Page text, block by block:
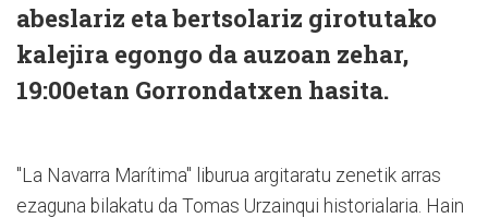
abeslariz eta bertsolariz girotutako
kalejira egongo da auzoan zehar,
19:00etan Gorrondatxen hasita.
"La Navarra Marítima" liburua argitaratu zenetik arras
ezaguna bilakatu da Tomas Urzainqui historialaria. Hain